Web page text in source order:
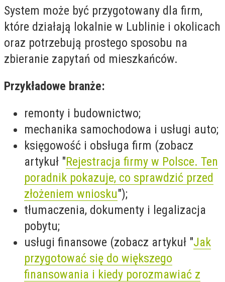
System może być przygotowany dla firm,
które działają lokalnie w Lublinie i okolicach
oraz potrzebują prostego sposobu na
zbieranie zapytań od mieszkańców.
Przykładowe branże:
remonty i budownictwo;
mechanika samochodowa i usługi auto;
księgowość i obsługa firm (zobacz
artykuł "Rejestracja firmy w Polsce. Ten
poradnik pokazuje, co sprawdzić przed
złożeniem wniosku");
tłumaczenia, dokumenty i legalizacja
pobytu;
usługi finansowe (zobacz artykuł "Jak
przygotować się do większego
finansowania i kiedy porozmawiać z